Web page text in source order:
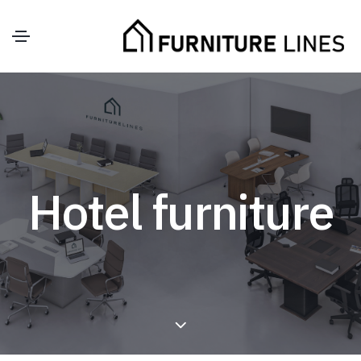
Hotel furniture